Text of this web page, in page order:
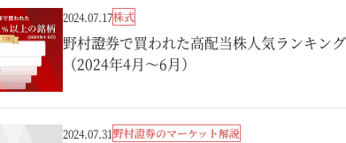
2024.07.17株式
野村證券で買われた高配当株人気ランキング
（2024年4月～6月）
2024.07.31野村證券のマーケット解説